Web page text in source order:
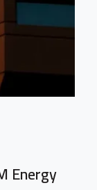
Energy